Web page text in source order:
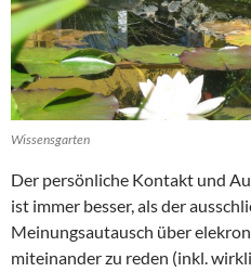
Wissensgarten
Der persönliche Kontakt und
ist immer besser, als der
Meinungsautausch über
miteinander zu reden (inkl.